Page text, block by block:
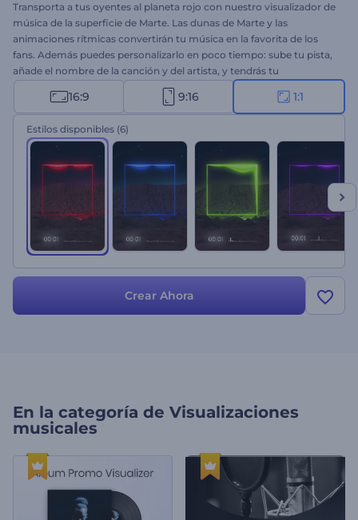
Transporta a tus oyentes al planeta rojo con nuestro visualizador de
música de la superficie de Marte. Las dunas de Marte y las
animaciones rítmicas convertirán tu música en la favorita de los
fans. Además puedes personalizarlo en poco tiempo: sube tu pista,
añade el nombre de la canción y del artista, y tendrás tu
visualizador listo en segundos. Perfecto para eventos en vivo,
canales de música en YouTube, plataformas de redes sociales,
shows musicales y más. ¡Crea ahora y mantén a tus oyentes
enganchados de principio a fin!
16:9 9:16 1:1
Estilos disponibles (6)
Crear Ahora
En la categoría de Visualizaciones
musicales